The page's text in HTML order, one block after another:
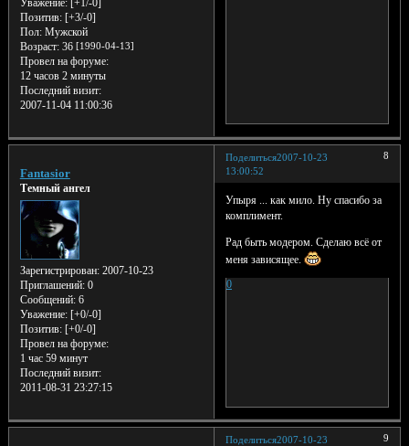
Позитив: [+3/-0]
Пол:Мужской
Возраст:36 [1990-04-13]
Провел на форуме:
12 часов 2 минуты
Последний визит:
2007-11-04 11:00:36
Поделиться 8
2007-10-23
13:00:52
Fantasior
Темный ангел
Зарегистрирован: 2007-10-23
Приглашений:0
Сообщений:6
Уважение: [+0/-0]
Позитив: [+0/-0]
Провел на форуме:
1 час 59 минут
Последний визит:
2011-08-31 23:27:15
Упыря ... как мило. Ну спасибо за
комплимент.
Рад быть модером. Сделаю всё от
меня зависящее.
0
Поделиться 9
2007-10-23